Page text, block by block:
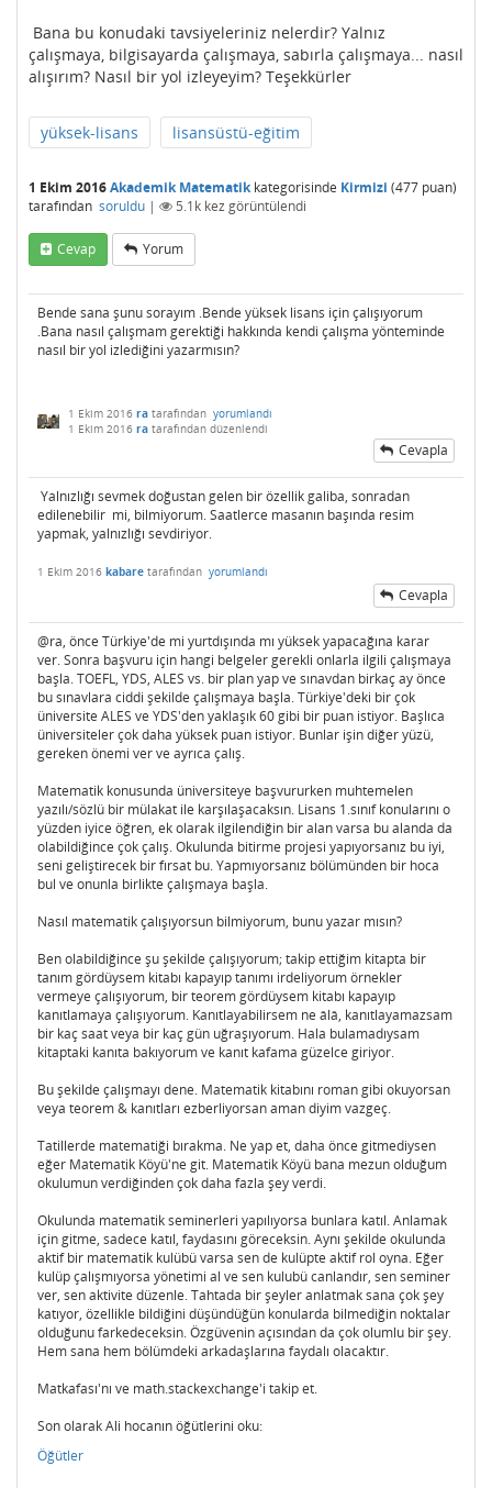
Bana bu konudaki tavsiyeleriniz nelerdir? Yalnız
çalışmaya, bilgisayarda çalışmaya, sabırla çalışmaya... nasıl
alışırım? Nasıl bir yol izleyeyim? Teşekkürler
yüksek-lisans lisansüstü-eğitim
1 Ekim 2016Akademik Matematikkategorisinde Kirmizi (477 puan)
tarafından soruldu | 5.1k kez görüntülendi
Cevap Yorum
Bende sana şunu sorayım .Bende yüksek lisans için çalışıyorum
.Bana nasıl çalışmam gerektiği hakkında kendi çalışma yönteminde
nasıl bir yol izlediğini yazarmısın?
1 Ekim 2016 ra tarafından yorumlandı
1 Ekim 2016 ra tarafından düzenlendi
Cevapla
Yalnızlığı sevmek doğustan gelen bir özellik galiba, sonradan
edilenebilir mi, bilmiyorum. Saatlerce masanın başında resim
yapmak, yalnızlığı sevdiriyor.
1 Ekim 2016 kabare tarafından yorumlandı
Cevapla
@ra, önce Türkiye'de mi yurtdışında mı yüksek yapacağına karar
ver. Sonra başvuru için hangi belgeler gerekli onlarla ilgili çalışmaya
başla. TOEFL, YDS, ALES vs. bir plan yap ve sınavdan birkaç ay önce
bu sınavlara ciddi şekilde çalışmaya başla. Türkiye'deki bir çok
üniversite ALES ve YDS'den yaklaşık 60 gibi bir puan istiyor. Başlıca
üniversiteler çok daha yüksek puan istiyor. Bunlar işin diğer yüzü,
gereken önemi ver ve ayrıca çalış.
Matematik konusunda üniversiteye başvururken muhtemelen
yazılı/sözlü bir mülakat ile karşılaşacaksın. Lisans 1.sınıf konularını o
yüzden iyice öğren, ek olarak ilgilendiğin bir alan varsa bu alanda da
olabildiğince çok çalış. Okulunda bitirme projesi yapıyorsanız bu iyi,
seni geliştirecek bir fırsat bu. Yapmıyorsanız bölümünden bir hoca
bul ve onunla birlikte çalışmaya başla.
Nasıl matematik çalışıyorsun bilmiyorum, bunu yazar mısın?
Ben olabildiğince şu şekilde çalışıyorum; takip ettiğim kitapta bir
tanım gördüysem kitabı kapayıp tanımı irdeliyorum örnekler
vermeye çalışıyorum, bir teorem gördüysem kitabı kapayıp
kanıtlamaya çalışıyorum. Kanıtlayabilirsem ne âlâ, kanıtlayamazsam
bir kaç saat veya bir kaç gün uğraşıyorum. Hala bulamadıysam
kitaptaki kanıta bakıyorum ve kanıt kafama güzelce giriyor.
Bu şekilde çalışmayı dene. Matematik kitabını roman gibi okuyorsan
veya teorem & kanıtları ezberliyorsan aman diyim vazgeç.
Tatillerde matematiği bırakma. Ne yap et, daha önce gitmediysen
eğer Matematik Köyü'ne git. Matematik Köyü bana mezun olduğum
okulumun verdiğinden çok daha fazla şey verdi.
Okulunda matematik seminerleri yapılıyorsa bunlara katıl. Anlamak
için gitme, sadece katıl, faydasını göreceksin. Aynı şekilde okulunda
aktif bir matematik kulübü varsa sen de kulüpte aktif rol oyna. Eğer
kulüp çalışmıyorsa yönetimi al ve sen kulubü canlandır, sen seminer
ver, sen aktivite düzenle. Tahtada bir şeyler anlatmak sana çok şey
katıyor, özellikle bildiğini düşündüğün konularda bilmediğin noktalar
olduğunu farkedeceksin. Özgüvenin açısından da çok olumlu bir şey.
Hem sana hem bölümdeki arkadaşlarına faydalı olacaktır.
Matkafası'nı ve math.stackexchange'i takip et.
Son olarak Ali hocanın öğütlerini oku:
Öğütler